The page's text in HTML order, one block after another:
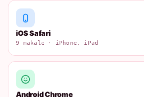
iOS Safari
9 makale · iPhone, iPad
Android Chrome